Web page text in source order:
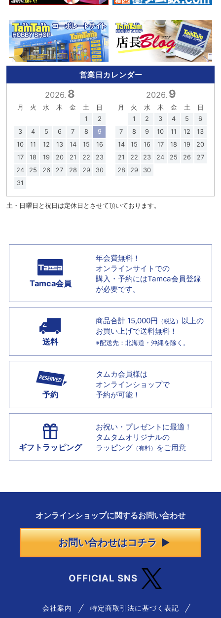
営業日カレンダー
2026. 8
月 火 水 木 金 土
日
1
2
3
4 5 6 7 8
9
10
11 12 13 14 15
16
17
18 19 20 21 22
23
24
25 26 27 28 29
30
31
2026. 9
月 火 水 木 金 土
日
1
2 3 4 5
6
7
8 9 10 11 12
13
14
15 16 17 18 19
20
21
22 23 24 25 26
27
28
29 30
土・日曜日と祝日は定休日とさせて頂いております。
Tamca会員
年会費無料！
オンラインサイトでの
購入・予約にはTamca会員登録
が必要です。
送料
商品合計 15,000円 （税込） 以上の
お買い上げで送料無料！
※配送先：北海道・沖縄を除く。
予約
タムカ会員様は
オンラインショップで
予約が可能！
ギフトラッピング
お祝い・プレゼントに最適！
タムタムオリジナルの
ラッピング （有料） をご用意
オンラインショップに関するお問い合わせ
お問い合わせはコチラ
OFFICIAL SNS
会社案内 特定商取引法に基づく表記